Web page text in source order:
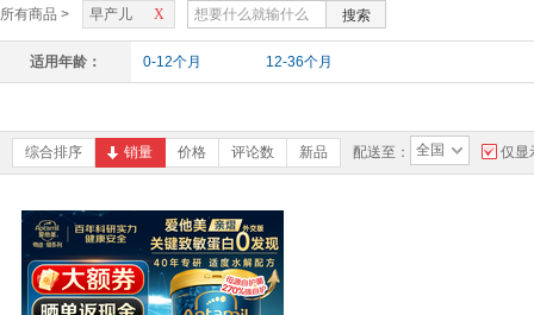
所有商品 > X
早产儿 搜索
适用年龄： 0-12个月 12-36个月
综合排序 销量 价格 评论数 新品 配送至： 全国 仅显